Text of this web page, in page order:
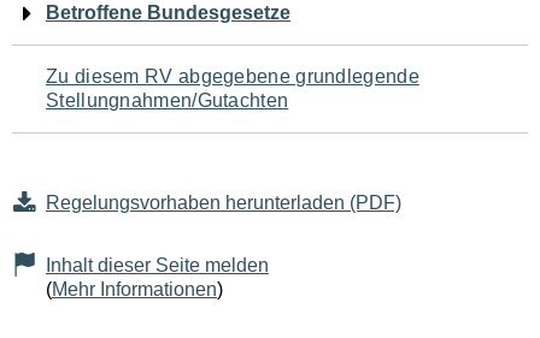
Betroffene Bundesgesetze
Zu diesem RV abgegebene grundlegende
Stellungnahmen/Gutachten
Regelungsvorhaben herunterladen (PDF)
Inhalt dieser Seite melden
(Mehr Informationen)